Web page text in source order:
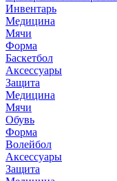
Инвентарь
Медицина
Мячи
Форма
Баскетбол
Аксессуары
Защита
Медицина
Мячи
Обувь
Форма
Волейбол
Аксессуары
Защита